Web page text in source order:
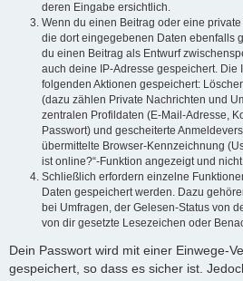
deren Eingabe ersichtlich.
Wenn du einen Beitrag oder eine
die dort eingegebenen Daten ebenfalls
du einen Beitrag als Entwurf
auch deine IP-Adresse gespeichert. Die
folgenden Aktionen gespeichert:
(dazu zählen Private Nachrichten und
zentralen Profildaten (E-Mail-Adresse,
Passwort) und gescheiterte
übermittelte Browser-Kennzeichnung
ist online?“-Funktion angezeigt und
Schließlich erfordern einzelne
Daten gespeichert werden. Dazu
bei Umfragen, der Gelesen-Status von
von dir gesetzte Lesezeichen oder
Dein Passwort wird mit einer Einwege-
gespeichert, so dass es sicher ist.